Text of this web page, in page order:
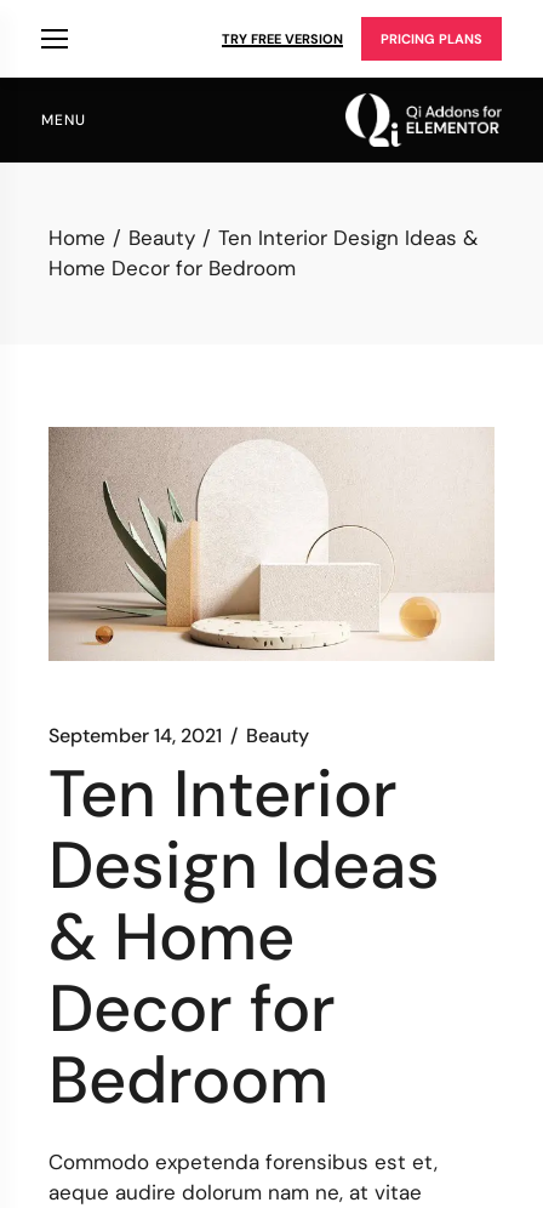
TRY FREE VERSION PRICING PLANS
MENU
Home Beauty
Ten Interior Design Ideas &
Home Decor for Bedroom
September 14, 2021 Beauty
Ten Interior
Design Ideas
& Home
Decor for
Bedroom
Commodo expetenda forensibus est et,
aeque audire dolorum nam ne, at vitae